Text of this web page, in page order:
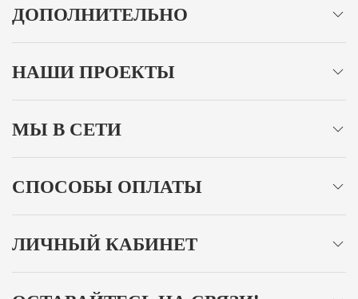
ДОПОЛНИТЕЛЬНО
НАШИ ПРОЕКТЫ
МЫ В СЕТИ
СПОСОБЫ ОПЛАТЫ
ЛИЧНЫЙ КАБИНЕТ